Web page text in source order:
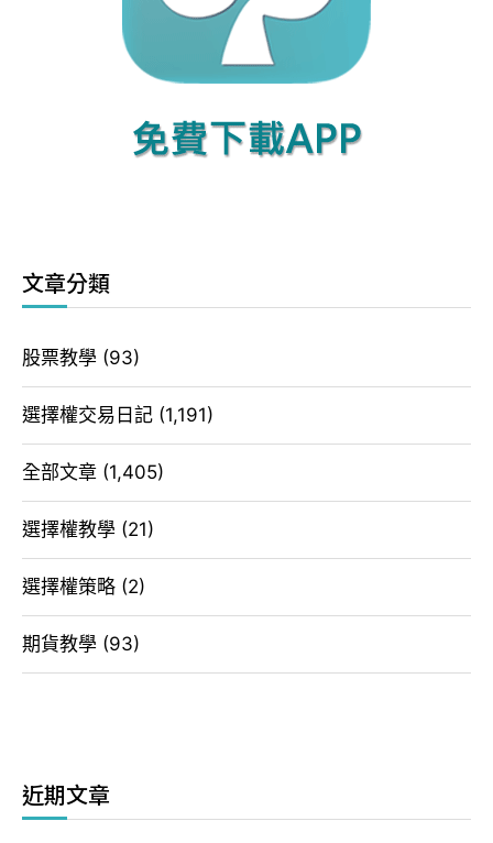
文章分類
股票教學 (93)
選擇權交易日記 (1,191)
全部文章 (1,405)
選擇權教學 (21)
選擇權策略 (2)
期貨教學 (93)
近期文章